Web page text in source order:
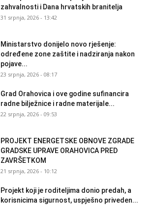
zahvalnosti i Dana hrvatskih branitelja
31 srpnja, 2026 - 13:42
Ministarstvo donijelo novo rješenje:
određene zone zaštite i nadziranja nakon
pojave...
23 srpnja, 2026 - 08:17
Grad Orahovica i ove godine sufinancira
radne bilježnice i radne materijale...
22 srpnja, 2026 - 09:53
PROJEKT ENERGETSKE OBNOVE ZGRADE
GRADSKE UPRAVE ORAHOVICA PRED
ZAVRŠETKOM
21 srpnja, 2026 - 10:12
Projekt koji je roditeljima donio predah, a
korisnicima sigurnost, uspješno priveden...